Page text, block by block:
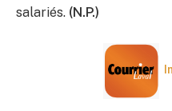
salariés. (N.P.)